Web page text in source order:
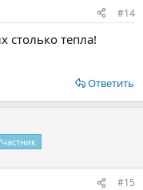
#14
тепла!
Ответить
#15